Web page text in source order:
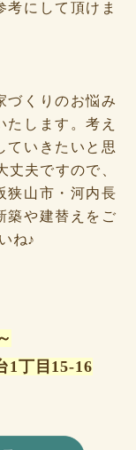
考にして頂けま
づくりのお悩み
します。考え
ていきたいと思
夫ですので、
狭山市・河内長
築や建替えをご
ね♪
1丁目15-16